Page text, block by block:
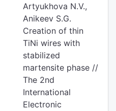
Artyukhova N.V.,
Anikeev S.G.
Creation of thin
TiNi wires with
stabilized
martensite phase //
The 2nd
International
Electronic